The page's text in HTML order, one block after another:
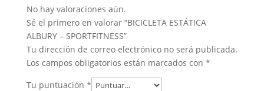
No hay valoraciones aún.
Sé el primero en valorar “BICICLETA ESTÁTICA
ALBURY – SPORTFITNESS”
Tu dirección de correo electrónico no será publicada.
Los campos obligatorios están marcados con *
Tu puntuación *